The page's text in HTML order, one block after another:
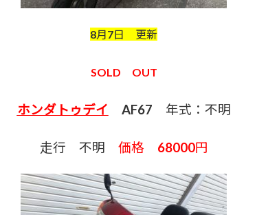
8月7日 更新
SOLD OUT
ホンダトゥデイ AF67 年式：不明
走行 不明 価格 68000円